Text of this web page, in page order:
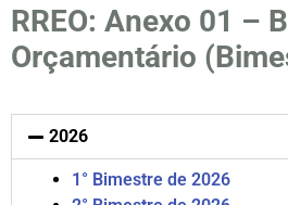
RREO: Anexo 01 –
Orçamentário
2026
1° Bimestre de 2026